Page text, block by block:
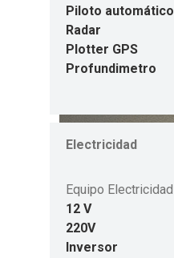
Piloto automático
Radar
Plotter GPS
Profundimetro
Electricidad
Equipo Electricidad
12 V
220V
Inversor